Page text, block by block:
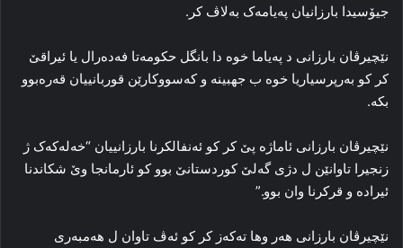
جیۆسیدا بارزانیان په‌یامه‌ک به‌لاڤ کر.
نێچیرڤان بارزانی د په‌یاما خوه‌ دا بانگل حکومه‌تا فه‌ده‌رال یا ئیراقێ
کر کو به‌رپرسیاریا خوه‌ ب جهبینه‌ و کەسووکارێن قوربانییان قه‌ره‌بوو
بکه‌.
نێچیرڤان بارزانی ئاماژه‌ پێ کر کو ئه‌نفالکرنا بارزانییان “خه‌له‌که‌ک ژ
زنجیرا تاوانێن ل دژی گه‌لێ کوردستانێ بوو کو ئارمانجا وێ شکاندنا
ئیراده‌ و قرکرنا وان بوو.”
نێچیرڤان بارزانی هه‌ر وها ته‌که‌ز کر کو ئه‌ڤ تاوان ل هه‌مبه‌ری